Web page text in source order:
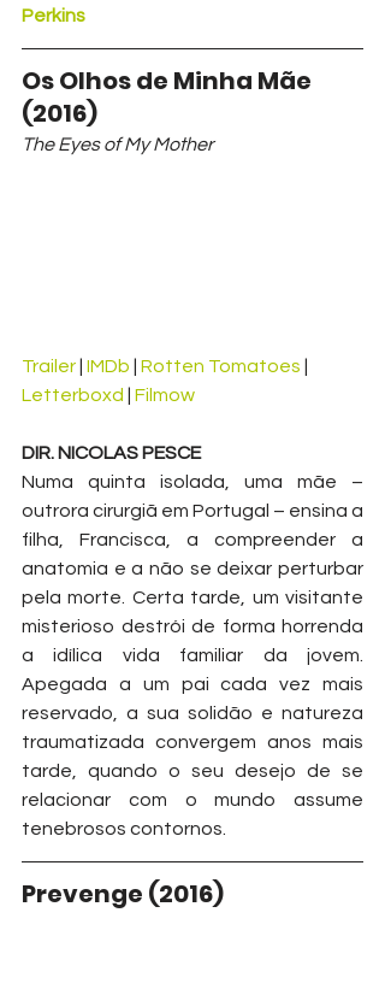
Perkins
Os Olhos de Minha Mãe
(2016)
The Eyes of My Mother
Trailer IMDb Rotten Tomatoes
Letterboxd
Filmow
DIR. NICOLAS PESCE
Numa quinta isolada, uma mãe –
outrora cirurgiã em Portugal – ensina a
filha, Francisca, a compreender a
anatomia e a não se deixar perturbar
pela morte. Certa tarde, um visitante
misterioso destrói de forma horrenda
a idílica vida familiar da jovem.
Apegada a um pai cada vez mais
reservado, a sua solidão e natureza
traumatizada convergem anos mais
tarde, quando o seu desejo de se
relacionar com o mundo assume
tenebrosos contornos.
Prevenge (2016)